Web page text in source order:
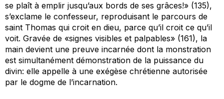
se plaît à emplir jusqu’aux bords de ses grâces!» (135),
s’exclame le confesseur, reproduisant le parcours de
saint Thomas qui croit en dieu, parce qu’il croit ce qu’il
voit. Gravée de «signes visibles et palpables» (161), la
main devient une preuve incarnée dont la monstration
est simultanément démonstration de la puissance du
divin: elle appelle à une exégèse chrétienne autorisée
par le dogme de l’incarnation.